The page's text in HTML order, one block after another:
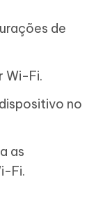
de
Wi-Fi.
no
as
Fi.